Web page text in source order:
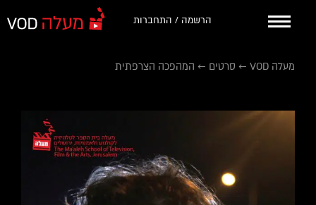
הרשמה / התחברות
מעלה VOD ← סרטים ← המהפכה הצרפתית